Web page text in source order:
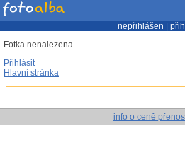
nepřihlášen |
Fotka nenalezena
Přihlásit
Hlavní stránka
info o ceně